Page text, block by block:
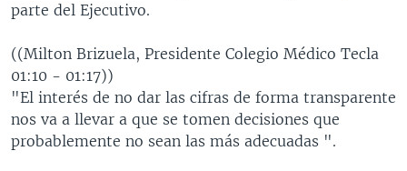
parte del Ejecutivo.
((Milton Brizuela, Presidente Colegio Médico Tecla
01:10 - 01:17))
"El interés de no dar las cifras de forma transparente
nos va a llevar a que se tomen decisiones que
probablemente no sean las más adecuadas ".